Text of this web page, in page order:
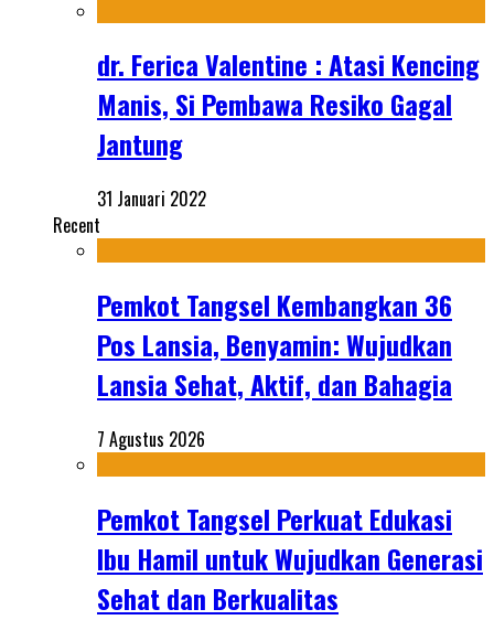
dr. Ferica Valentine : Atasi Kencing
Manis, Si Pembawa Resiko Gagal
Jantung
31 Januari 2022
Recent
Pemkot Tangsel Kembangkan 36
Pos Lansia, Benyamin: Wujudkan
Lansia Sehat, Aktif, dan Bahagia
7 Agustus 2026
Pemkot Tangsel Perkuat Edukasi
Ibu Hamil untuk Wujudkan Generasi
Sehat dan Berkualitas